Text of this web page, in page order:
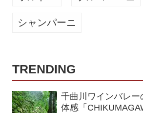
シャンパーニ
TRENDING
千曲川ワインバレー
体感「